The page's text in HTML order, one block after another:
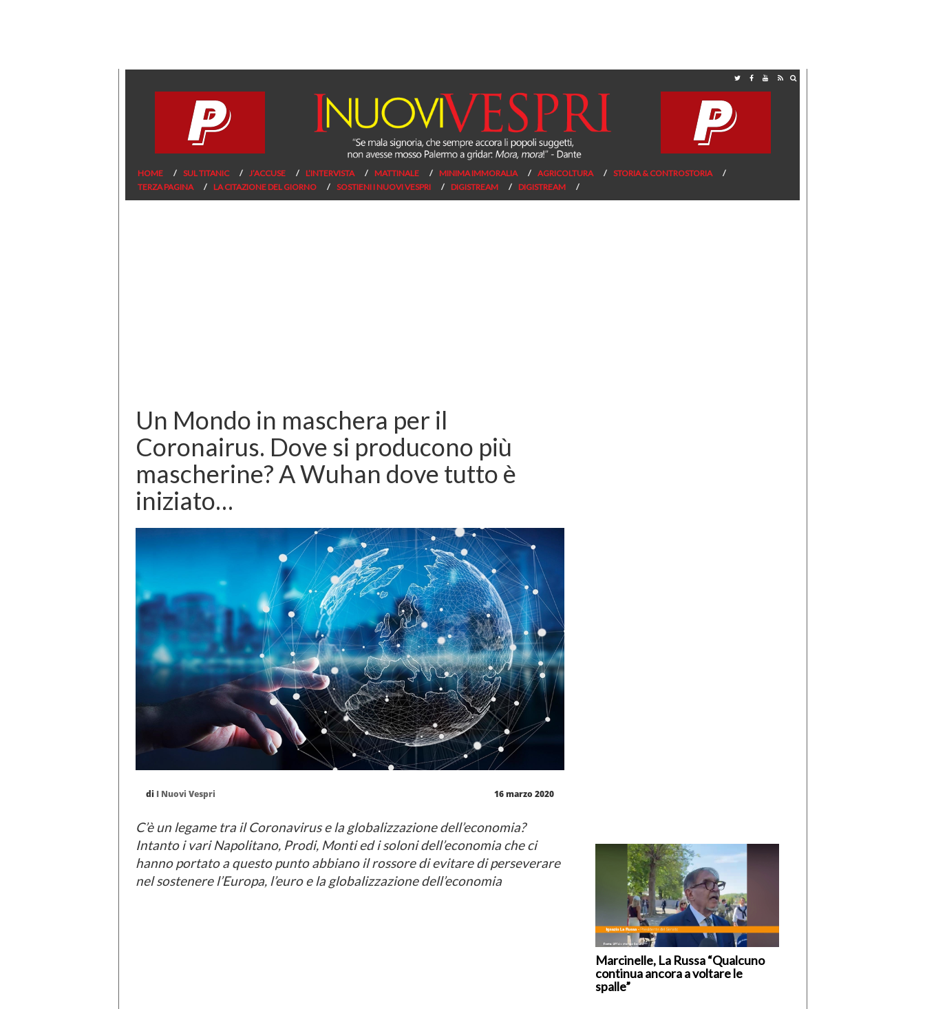
HOME SUL TITANIC J’ACCUSE L’INTERVISTA MATTINALE MINIMA IMMORALIA AGRICOLTURA
STORIA & CONTROSTORIA
TERZA PAGINA
LA CITAZIONE DEL GIORNO SOSTIENI I NUOVI VESPRI DIGISTREAM DIGISTREAM
Un Mondo in maschera per il
Coronairus. Dove si producono più
mascherine? A Wuhan dove tutto è
iniziato…
di I Nuovi Vespri 16 marzo 2020
C’è un legame tra il Coronavirus e la globalizzazione dell’economia?
Intanto i vari Napolitano, Prodi, Monti ed i soloni dell’economia che ci
hanno portato a questo punto abbiano il rossore di evitare di perseverare
nel sostenere l’Europa, l’euro e la globalizzazione dell’economia
Marcinelle, La Russa “Qualcuno
continua ancora a voltare le
spalle”